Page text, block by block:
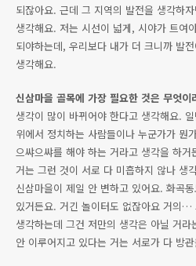
되잖아요. 근데 그 지역의 발전을 생각하
생각해요. 저는 시선이 넓게, 시야가 트여
되야하는데, 우리보다 내가 더 크니까 발
생각해요.
신삼마을 골목에 가장 필요한 것은 무엇이
생각이 많이 바뀌어야 한다고 생각해요.
위에서 정치하는 사람들이나 누군가가 뭔
으쌰으쌰를 해야 하는 거라고 생각을 하
거는 그런 것이 서로 다 미흡하지 않나 생
신삼마을이 제일 안 변하고 있어요. 화곡
있거든요. 거긴 놀이터도 없잖아요 거의…
생각하는데 그건 저만의 생각은 아닐 거
안 이루어지고 있다는 거는 서로가 다 방